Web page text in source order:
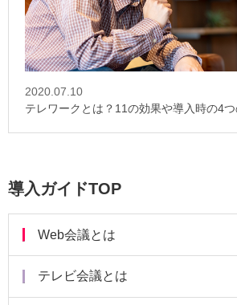
2020.07.10
テレワークとは？11の効果や導入時の4
導入ガイドTOP
Web会議とは
テレビ会議とは